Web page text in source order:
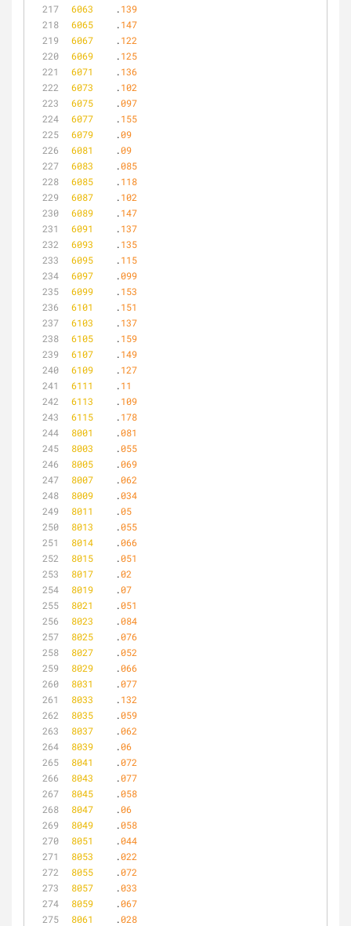
6063
	.
139
6065
	.
147
6067
	.
122
6069
	.
125
6071
	.
136
6073
	.
102
6075
	.
097
6077
	.
155
6079
	.
09
6081
	.
09
6083
	.
085
6085
	.
118
6087
	.
102
6089
	.
147
6091
	.
137
6093
	.
135
6095
	.
115
6097
	.
099
6099
	.
153
6101
	.
151
6103
	.
137
6105
	.
159
6107
	.
149
6109
	.
127
6111
	.
11
6113
	.
109
6115
	.
178
8001
	.
081
8003
	.
055
8005
	.
069
8007
	.
062
8009
	.
034
8011
	.
05
8013
	.
055
8014
	.
066
8015
	.
051
8017
	.
02
8019
	.
07
8021
	.
051
8023
	.
084
8025
	.
076
8027
	.
052
8029
	.
066
8031
	.
077
8033
	.
132
8035
	.
059
8037
	.
062
8039
	.
06
8041
	.
072
8043
	.
077
8045
	.
058
8047
	.
06
8049
	.
058
8051
	.
044
8053
	.
022
8055
	.
072
8057
	.
033
8059
	.
067
8061
	.
028